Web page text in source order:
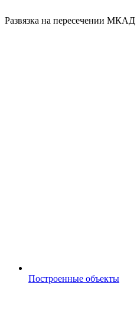
Развязка на пересечении МКАД
Построенные объекты